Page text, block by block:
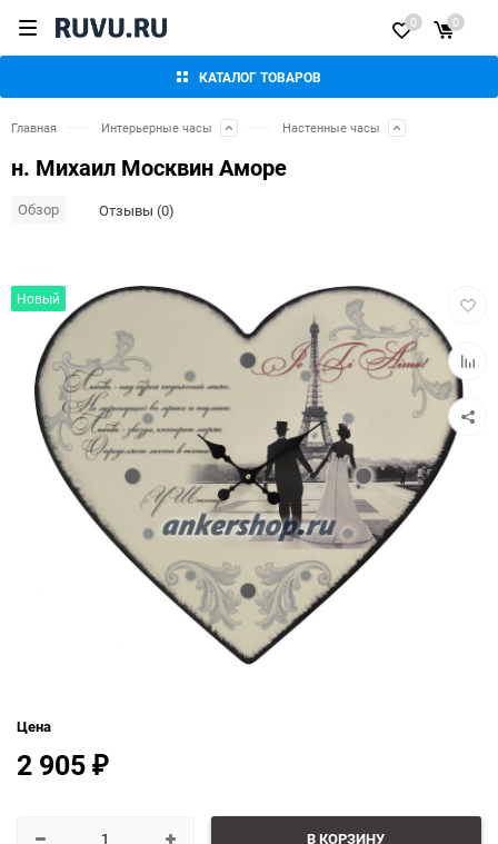
КАТАЛОГ ТОВАРОВ
0 0
Главная Интерьерные часы Настенные часы
н. Михаил Москвин Аморе
Обзор Отзывы (0)
Новый
к
Цена
2 905 ₽
В КОРЗИНУ